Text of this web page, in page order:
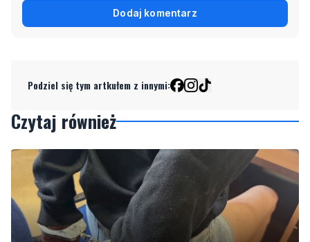
Dodaj komentarz
Podziel się tym artkułem z innymi:
Czytaj również